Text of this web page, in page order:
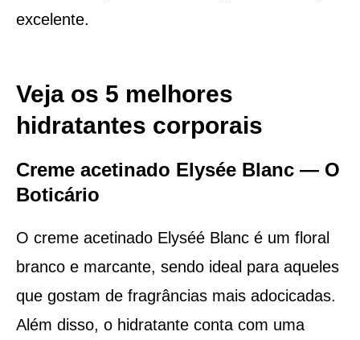
excelente.
Veja os 5 melhores
hidratantes corporais
Creme acetinado Elysée Blanc — O
Boticário
O creme acetinado Elyséé Blanc é um floral
branco e marcante, sendo ideal para aqueles
que gostam de fragrâncias mais adocicadas.
Além disso, o hidratante conta com uma